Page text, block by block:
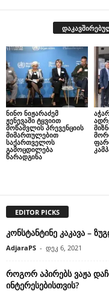
ნინო ნიჟარაძემ
ჟენევაში ტყვიით
მოწამვლის პრევენციის
მიმართულებით
საქართველოს
გამოცდილება
წარადგინა
EDITOR PICKS
კონსტანტინე კაკავა –
AdjaraPS - დეკ 6, 2021
როგორ აპირებს ვაჟა
ინტერესებისთვის?